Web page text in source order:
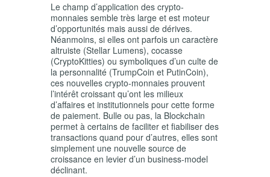
Le champ d’application des crypto-
monnaies semble très large et est moteur
d’opportunités mais aussi de dérives.
Néanmoins, si elles ont parfois un caractère
altruiste (Stellar Lumens), cocasse
(CryptoKitties) ou symboliques d’un culte de
la personnalité (TrumpCoin et PutinCoin),
ces nouvelles crypto-monnaies prouvent
l’intérêt croissant qu’ont les milieux
d’affaires et institutionnels pour cette forme
de paiement. Bulle ou pas, la Blockchain
permet à certains de faciliter et fiabiliser des
transactions quand pour d’autres, elles sont
simplement une nouvelle source de
croissance en levier d’un business-model
déclinant.